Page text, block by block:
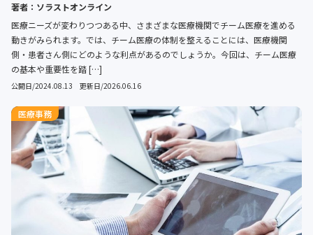
著者：ソラストオンライン
医療ニーズが変わりつつある中、さまざまな医療機関でチーム医療を進める
動きがみられます。では、チーム医療の体制を整えることには、医療機関
側・患者さん側にどのような利点があるのでしょうか。今回は、チーム医療
の基本や重要性を踏 […]
公開日/2024.08.13 更新日/2026.06.16
医療事務